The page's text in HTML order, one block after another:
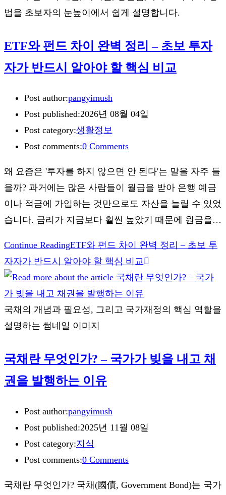
법을 초보자의 눈높이에서 쉽게 설명합니다.
ETF와 펀드 차이 완벽 정리 – 초보 투자
자가 반드시 알아야 할 핵심 비교
Post author:pangyimush
Post published:2026년 08월 04일
Post category:생활정보
Post comments:0 Comments
왜 요즘은 '투자를 하지 않으면 안 된다'는 말을 자주 들
을까? 과거에는 많은 사람들이 월급을 받아 은행 예금
이나 적금에 가입하는 것만으로도 자산을 늘릴 수 있었
습니다. 금리가 지금보다 훨씬 높았기 때문에 원금을…
Continue ReadingETF와 펀드 차이 완벽 정리 – 초보 투
자자가 반드시 알아야 할 핵심 비교
국채의 개념과 필요성, 그리고 국가재정의 핵심 역할을
설명하는 썸네일 이미지
국채란 무엇인가? – 국가가 빚을 내고 채
권을 발행하는 이유
Post author:pangyimush
Post published:2025년 11월 08일
Post category:지식
Post comments:0 Comments
국채란 무엇인가? 국채(國債, Government Bond)는 국가